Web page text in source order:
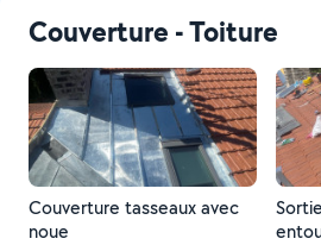
Couverture - Toiture
Couverture tasseaux avec
noue